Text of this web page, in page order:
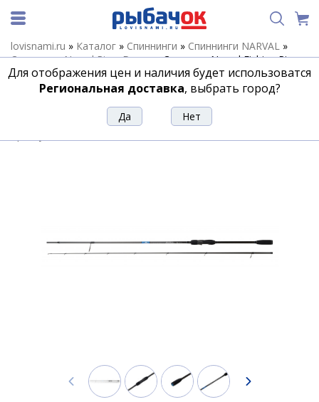
lovisnami.ru » Каталог » Спиннинги » Спиннинги NARVAL »
Спиннинги Narval River Dance»Спиннинг Narval Fishing River
Dance 78XH max 90g Fast
Спиннинг Narval Fishing River Dance
78XH max 90g Fast
Для отображения цен и наличия будет использоватся
Региональная доставка, выбрать город?